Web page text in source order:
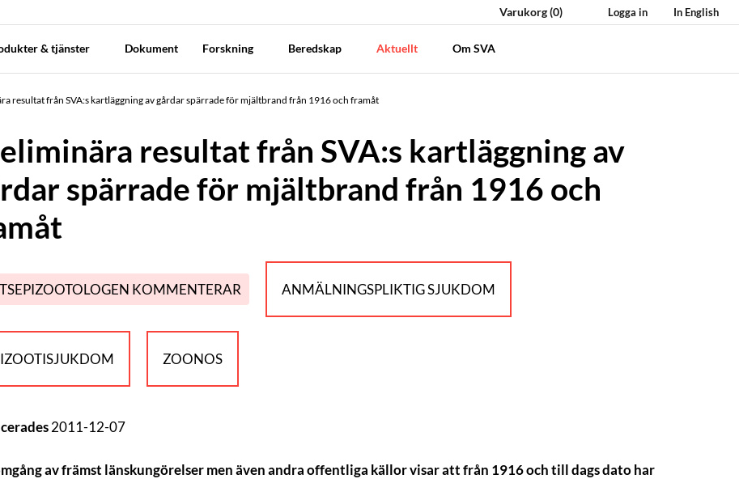
Varukorg(0) Logga in In English
& tjänster Dokument Forskning Beredskap Aktuellt Om SVA
resultat från SVA:s kartläggning av gårdar spärrade för mjältbrand från 1916 och framåt
resultat från SVA:s kartläggning av
spärrade för mjältbrand från 1916 och
KOMMENTERAR ANMÄLNINGSPLIKTIG SJUKDOM
ZOONOS
2011-12-07
av främst länskungörelser men även andra offentliga källor visar att från 1916 och till dags dato har